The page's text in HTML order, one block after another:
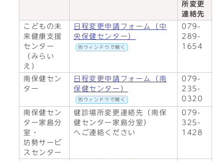
所変更
連絡先
こどもの未
来健康支援
センター
（みらい
え）
日程変更申請フォーム（中
央保健センター）
別ウィンドウで開く
079-
289-
1654
南保健セン
ター
日程変更申請フォーム（南
保健センター）
別ウィンドウで開く
079-
235-
0320
南保健セン
ター家島分
室・
坊勢サービ
スセンター
健診場所変更連絡先（南保
健センター家島分室）
へご連絡ください
079-
325-
1428